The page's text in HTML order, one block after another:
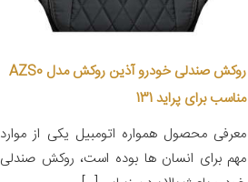
روکش صندلی خودرو آذین روکش مدل AZS0
مناسب برای پراید 131
معرفی محصول همواره اتومبیل یکی از موارد
مهم برای انسان ها بوده است، روکش صندلی